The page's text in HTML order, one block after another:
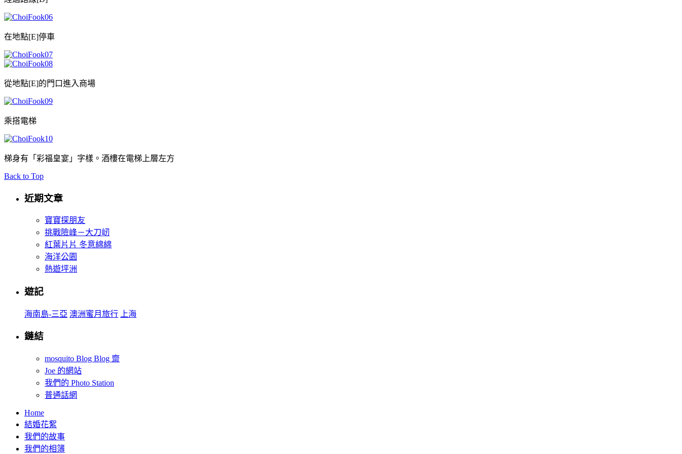
在地點[E]停車
從地點[E]的門口進入商場
乘搭電梯
梯身有「彩福皇宴」字樣。酒樓在電梯上層左方
Back to Top
近期文章
寶寶探朋友
挑戰險峰－大刀屻
紅葉片片 冬意綿綿
海洋公園
熱遊坪洲
遊記
海南島-三亞 澳洲蜜月旅行 上海
鏈結
mosquito Blog Blog 齋
Joe 的網站
我們的 Photo Station
普通話網
Home
結婚花絮
我們的故事
我們的相簿